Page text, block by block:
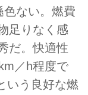
色ない。燃費
足りなく感
だ。快適性
／h程度で
いう良好な燃